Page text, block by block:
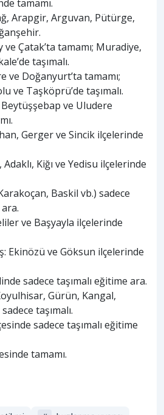
tamamı.
Arapgir, Arguvan, Pütürge,
ve Çatak’ta tamamı; Muradiye,
taşımalı.
ve Doğanyurt’ta tamamı;
ve Taşköprü’de taşımalı.
ve Uludere
Gerger ve Sincik ilçelerinde
Kiğı ve Yedisu ilçelerinde
Baskil vb.) sadece
ve Başyayla ilçelerinde
Ekinözü ve Göksun ilçelerinde
sadece taşımalı eğitime ara.
Gürün, Kangal,
taşımalı.
sadece taşımalı eğitime
tamamı.